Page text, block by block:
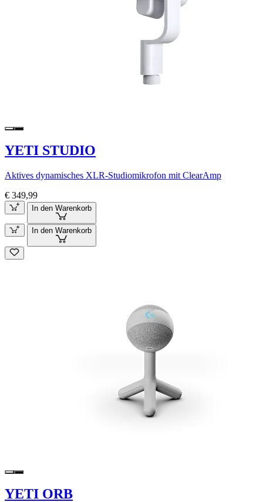
YETI STUDIO
Aktives dynamisches XLR-Studiomikrofon mit ClearAmp
€ 349,99
In den Warenkorb
In den Warenkorb
YETI ORB